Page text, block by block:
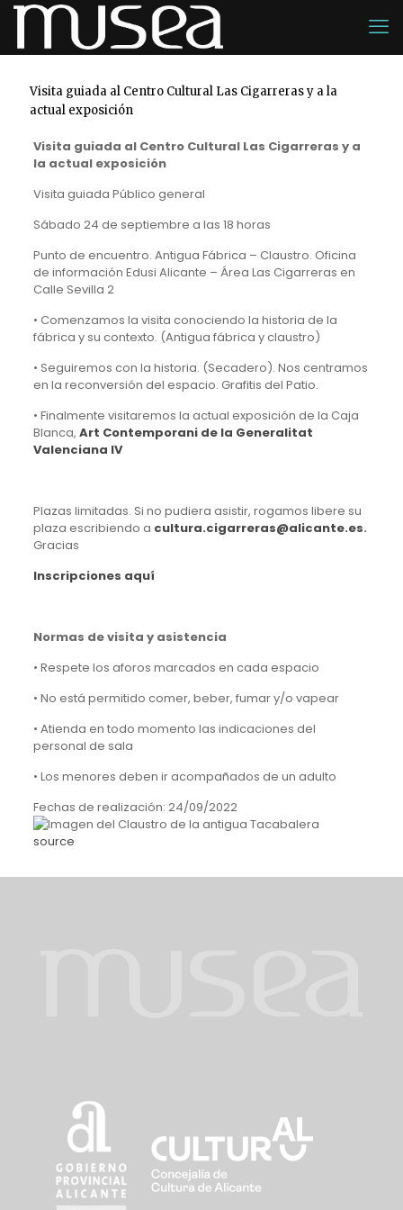
Visita guiada al Centro Cultural Las Cigarreras y a la
actual exposición
Visita guiada al Centro Cultural Las Cigarreras y a
la actual exposición
Visita guiada Público general
Sábado 24 de septiembre a las 18 horas
Punto de encuentro. Antigua Fábrica – Claustro. Oficina
de información Edusi Alicante – Área Las Cigarreras en
Calle Sevilla 2
• Comenzamos la visita conociendo la historia de la
fábrica y su contexto. (Antigua fábrica y claustro)
• Seguiremos con la historia. (Secadero). Nos centramos
en la reconversión del espacio. Grafitis del Patio.
• Finalmente visitaremos la actual exposición de la Caja
Blanca, Art Contemporani de la Generalitat
Valenciana IV
Plazas limitadas. Si no pudiera asistir, rogamos libere su
plaza escribiendo a cultura.cigarreras@alicante.es.
Gracias
Inscripciones aquí
Normas de visita y asistencia
• Respete los aforos marcados en cada espacio
• No está permitido comer, beber, fumar y/o vapear
• Atienda en todo momento las indicaciones del
personal de sala
• Los menores deben ir acompañados de un adulto
Fechas de realización: 24/09/2022
source